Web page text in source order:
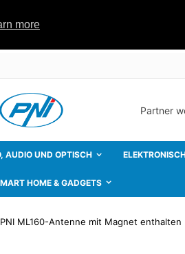
more
Partner
AUDIO UND OPTISCH
HOME & GADGETS
ML160-Antenne mit Magnet enthalten